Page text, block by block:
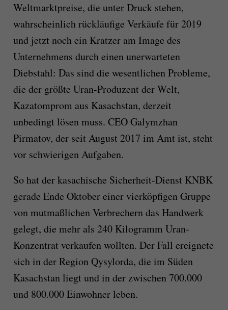
Weltmarktpreise, die unter Druck stehen,
wahrscheinlich rückläufige Verkäufe für 2019
und jetzt noch ein Kratzer am Image des
Unternehmens durch einen unerwarteten
Diebstahl: Das sind die wesentlichen Probleme,
die der größte Uran-Produzent der Welt,
Kazatomprom aus Kasachstan, derzeit
unbedingt lösen muss. CEO Galymzhan
Pirmatov, der seit August 2017 im Amt ist, steht
vor schwierigen Aufgaben.
So hat der kasachische Sicherheit-Dienst KNBK
gerade Ende Oktober einer vierköpfigen Gruppe
von mutmaßlichen Verbrechern das Handwerk
gelegt, die mehr als 240 Kilogramm Uran-
Konzentrat verkaufen wollten. Der Fall ereignete
sich in der Region Qysylorda, die im Süden
Kasachstan liegt und in der zwischen 700.000
und 800.000 Einwohner leben.